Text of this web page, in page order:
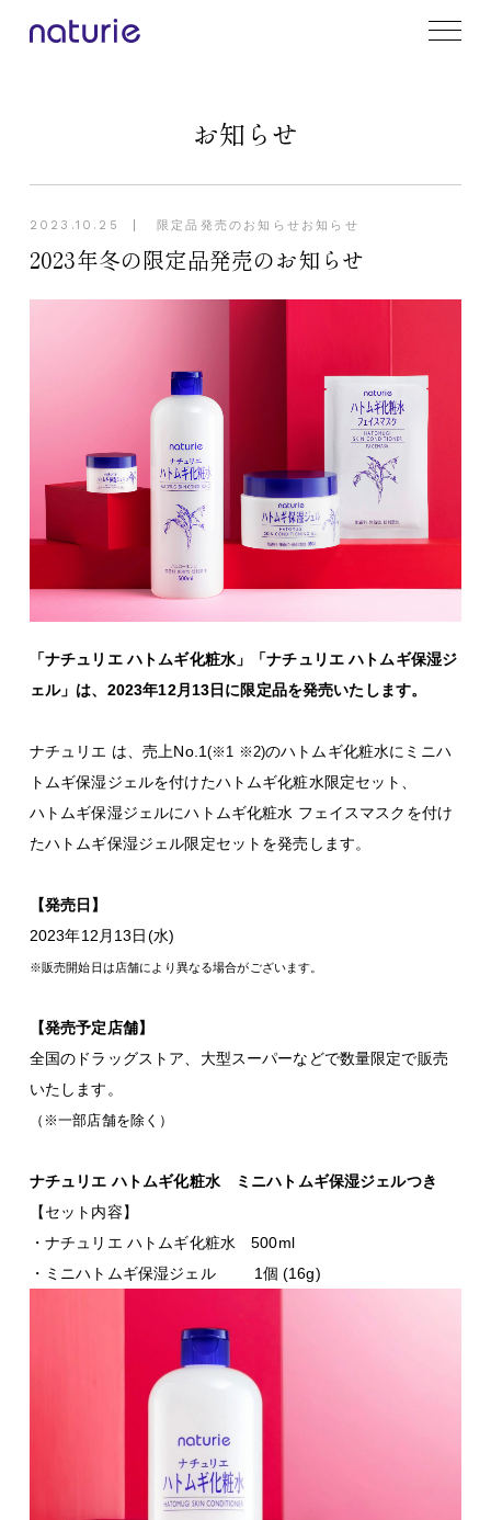
お知らせ
2023.10.25 限定品発売のお知らせ お知らせ
2023年冬の限定品発売のお知らせ
「ナチュリエ ハトムギ化粧水」「ナチュリエ ハトムギ保湿ジ
ェル」は、2023年12月13日に限定品を発売いたします。
ナチュリエ は、売上No.1(※1 ※2)のハトムギ化粧水にミニハ
トムギ保湿ジェルを付けたハトムギ化粧水限定セット、
ハトムギ保湿ジェルにハトムギ化粧水 フェイスマスクを付け
たハトムギ保湿ジェル限定セットを発売します。
【発売日】
2023年12月13日(水)
※販売開始日は店舗により異なる場合がございます。
【発売予定店舗】
全国のドラッグストア、大型スーパーなどで数量限定で販売
いたします。
（※一部店舗を除く）
ナチュリエ ハトムギ化粧水 ミニハトムギ保湿ジェルつき
【セット内容】
・ナチュリエ ハトムギ化粧水500ml
・ミニハトムギ保湿ジェル 1個 (16g)